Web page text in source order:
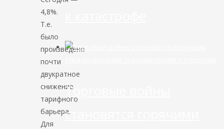
4,8%.
Т.е.
было
произведено
почти
двукратное
снижение
тарифного
барьера.
Для
Торговые войны
становятся горячими